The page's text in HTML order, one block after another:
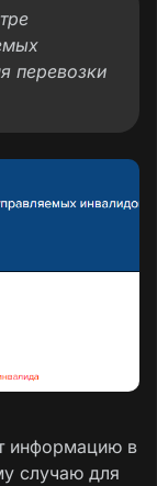
перевозки
информацию в
случаю для